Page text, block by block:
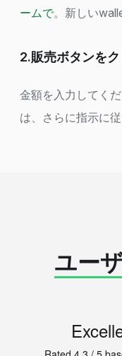
ームで。新しい
2.販売ボタンを
金額を入力してく
は、さらに指示に従
ユー